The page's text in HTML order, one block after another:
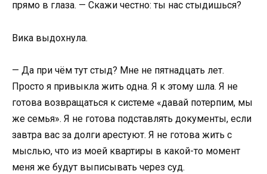
прямо в глаза. — Скажи честно: ты нас стыдишься?
Вика выдохнула.
— Да при чём тут стыд? Мне не пятнадцать лет.
Просто я привыкла жить одна. Я к этому шла. Я не
готова возвращаться к системе «давай потерпим, мы
же семья». Я не готова подставлять документы, если
завтра вас за долги арестуют. Я не готова жить с
мыслью, что из моей квартиры в какой-то момент
меня же будут выписывать через суд.